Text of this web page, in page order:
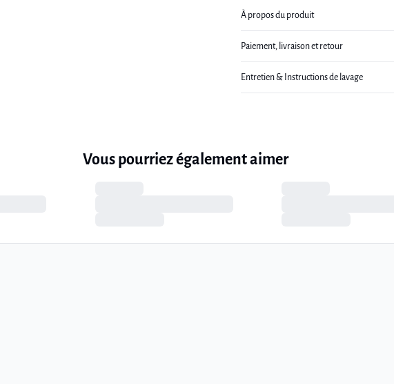
À propos du produit
Paiement, livraison et retour
Entretien & Instructions de lavage
Vous pourriez également aimer